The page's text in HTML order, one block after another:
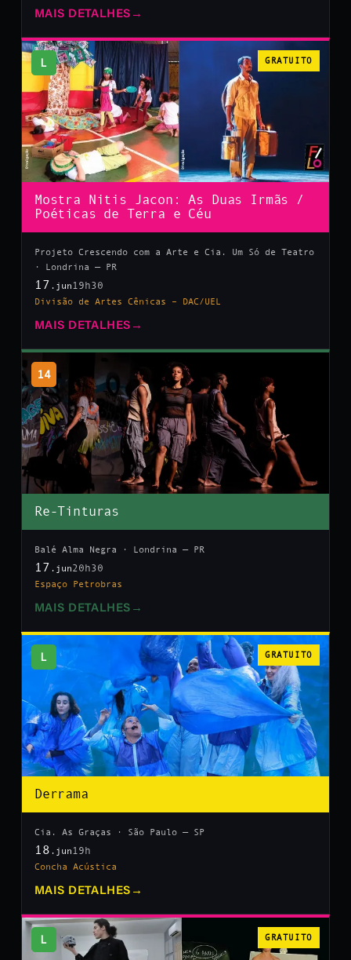
MAIS DETALHES →
L GRATUITO
Mostra Nitis Jacon: As Duas Irmãs /
Poéticas de Terra e Céu
Projeto Crescendo com a Arte e Cia. Um Só de Teatro
· Londrina — PR
17 .jun 19h30
Divisão de Artes Cênicas – DAC/UEL
MAIS DETALHES →
14
Re-Tinturas
Balé Alma Negra · Londrina — PR
17 .jun20h30
Espaço Petrobras
MAIS DETALHES →
L GRATUITO
Derrama
Cia. As Graças · São Paulo — SP
18 .jun 19h
Concha Acústica
MAIS DETALHES →
L GRATUITO